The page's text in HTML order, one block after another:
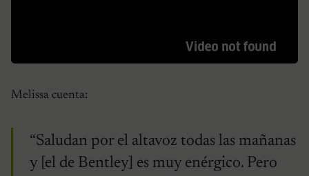
Melissa cuenta:
“Saludan por el altavoz todas las mañanas
y [el de Bentley] es muy enérgico. Pero